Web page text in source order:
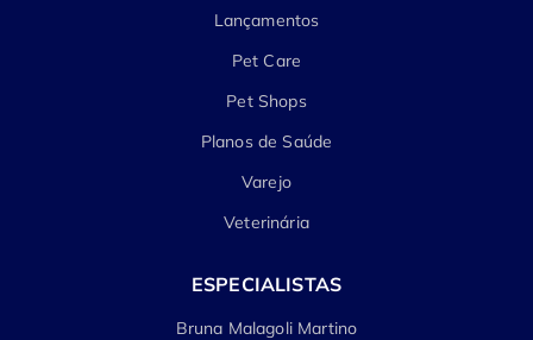
Lançamentos
Pet Care
Pet Shops
Planos de Saúde
Varejo
Veterinária
ESPECIALISTAS
Bruna Malagoli Martino